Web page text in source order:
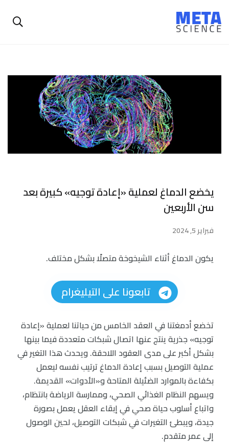
يخضع الدماغ لعملية «إعادة توجيه» كبيرة بعد
سن الأربعين
فبراير 5, 2024
يكون الدماغ أثناء الشيخوخة متصلًا بشكل مختلف.
تابعونا على التيليغرام
تخضع أدمغتنا في العقد الخامس من حياتنا لعملية «إعادة
توجيه» جذرية ينتج عنها اتصال شبكات متعددة فيما بينها
بشكل أكبر على مدى العقود اللاحقة. ويحدث هذا التغير في
عملية التوصيل بسبب إعادة الدماغ ترتيب نفسه ليعمل
بكفاءة بالموارد الضئيلة المتاحة و«الأدوات» القديمة.
ويسهم النظام الغذائي الصحي، وممارسة الرياضة بانتظام،
واتباع أسلوب حياة صحي في إبقاء العقل يعمل بصورة
جيدة، ويبطئ التغيرات في شبكات التوصيل، لحين الوصول
إلى عمر متقدم.